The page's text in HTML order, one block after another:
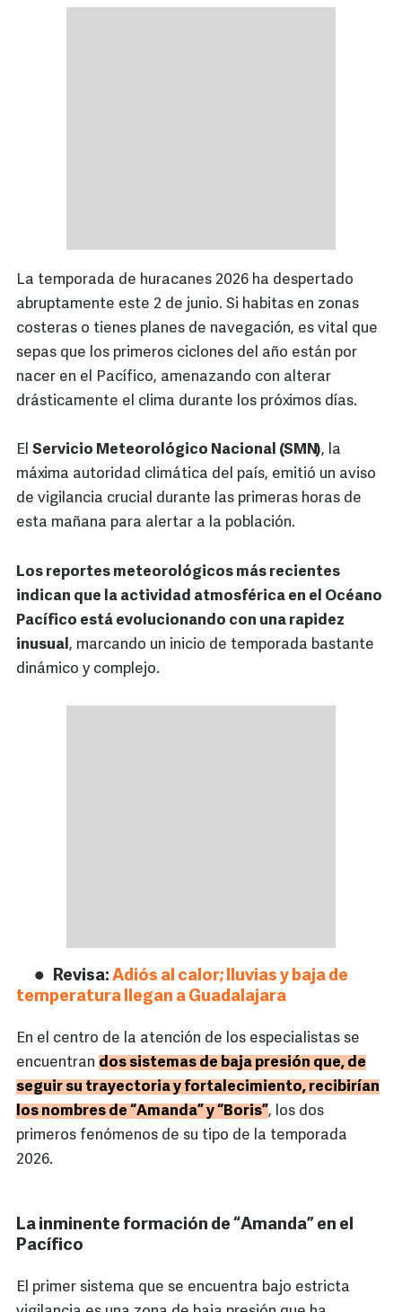
La temporada de huracanes 2026 ha despertado
abruptamente este 2 de junio. Si habitas en zonas
costeras o tienes planes de navegación, es vital que
sepas que los primeros ciclones del año están por
nacer en el Pacífico, amenazando con alterar
drásticamente el clima durante los próximos días.
El Servicio Meteorológico Nacional (SMN), la
máxima autoridad climática del país, emitió un aviso
de vigilancia crucial durante las primeras horas de
esta mañana para alertar a la población.
Los reportes meteorológicos más recientes
indican que la actividad atmosférica en el Océano
Pacífico está evolucionando con una rapidez
inusual, marcando un inicio de temporada bastante
dinámico y complejo.
Revisa: Adiós al calor; lluvias y baja de
temperatura llegan a Guadalajara
En el centro de la atención de los especialistas se
encuentran dos sistemas de baja presión que, de
seguir su trayectoria y fortalecimiento, recibirían
los nombres de “Amanda” y “Boris”, los dos
primeros fenómenos de su tipo de la temporada
2026.
La inminente formación de “Amanda” en el
Pacífico
El primer sistema que se encuentra bajo estricta